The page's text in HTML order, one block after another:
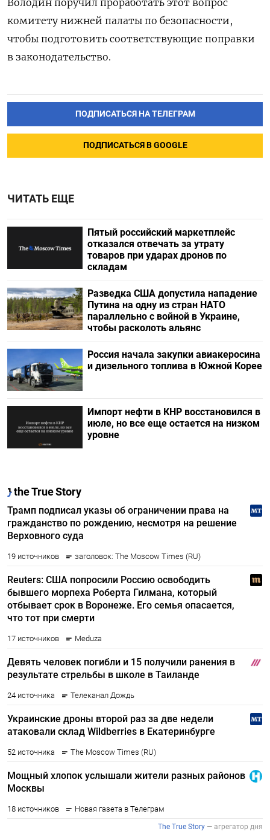
комитету нижней палаты по безопасности,
чтобы подготовить соответствующие поправки
в законодательство.
ПОДПИСАТЬСЯ НА ТЕЛЕГРАМ
ПОДПИСАТЬСЯ В GOOGLE
ЧИТАТЬ ЕЩЕ
Пятый российский маркетплейс
отказался отвечать за утрату
товаров при ударах дронов по
складам
Разведка США допустила нападение
Путина на одну из стран НАТО
параллельно с войной в Украине,
чтобы расколоть альянс
Россия начала закупки авиакеросина
и дизельного топлива в Южной Корее
Импорт нефти в КНР восстановился в
июле, но все еще остается на низком
уровне